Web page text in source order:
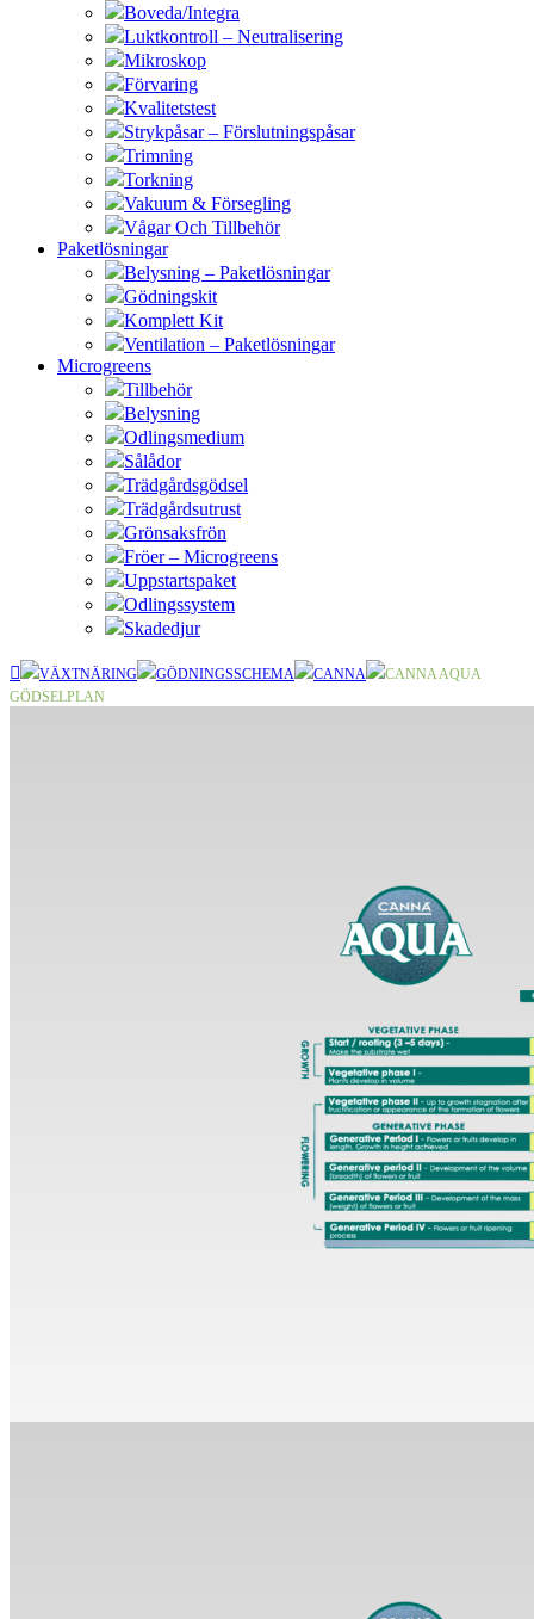
Boveda/Integra
Luktkontroll – Neutralisering
Mikroskop
Förvaring
Kvalitetstest
Strykpåsar – Förslutningspåsar
Trimning
Torkning
Vakuum & Försegling
Vågar Och Tillbehör
Paketlösningar
Belysning – Paketlösningar
Gödningskit
Komplett Kit
Ventilation – Paketlösningar
Microgreens
Tillbehör
Belysning
Odlingsmedium
Sålådor
Trädgårdsgödsel
Trädgårdsutrust
Grönsaksfrön
Fröer – Microgreens
Uppstartspaket
Odlingssystem
Skadedjur
VÄXTNÄRING GÖDNINGSSCHEMA CANNA
CANNA AQUA
GÖDSELPLAN